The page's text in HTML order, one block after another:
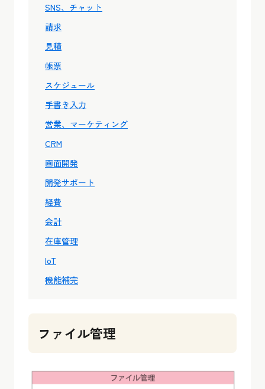
SNS、チャット
請求
見積
帳票
スケジュール
手書き入力
営業、マーケティング
CRM
画面開発
開発サポート
経費
会計
在庫管理
IoT
機能補完
ファイル管理